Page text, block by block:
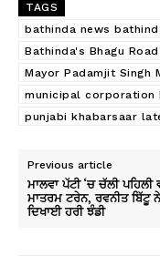
TAGS
bathinda news
Bathinda's Bhagu Road
Mayor Padamjit Singh
municipal corporation
punjabi khabarsaar
Previous article
ਮਾਲਵਾ ਪੱਟੀ ‘ਚ ਚੱਲੀ ਪਹਿਲੀ
ਮਾਤਰਮ ਟਰੇਨ, ਰਵਨੀਤ ਬਿੱਟੂ ਨੇ
ਦਿਖਾਈ ਹਰੀ ਝੰਡੀ